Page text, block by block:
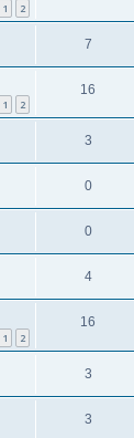
1 2
7
1 2
16
3
0
0
4
1 2
16
3
3